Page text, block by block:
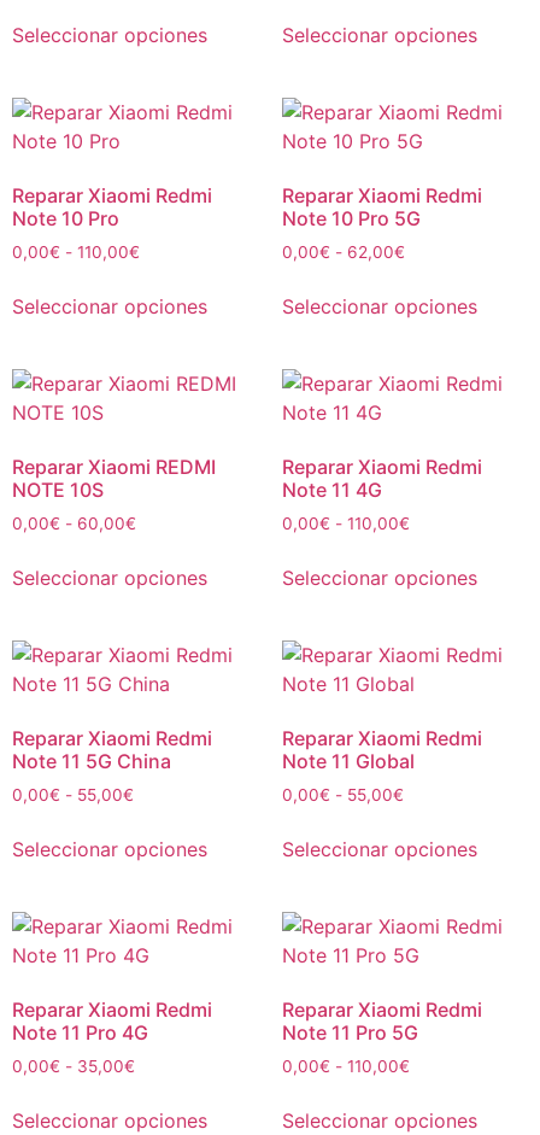
Seleccionar opciones Seleccionar opciones
Reparar Xiaomi Redmi
Note 10 Pro
0,00€ - 110,00€
Seleccionar opciones
Reparar Xiaomi Redmi
Note 10 Pro 5G
0,00€ - 62,00€
Seleccionar opciones
Reparar Xiaomi REDMI
NOTE 10S
0,00€ - 60,00€
Seleccionar opciones
Reparar Xiaomi Redmi
Note 11 4G
0,00€ - 110,00€
Seleccionar opciones
Reparar Xiaomi Redmi
Note 11 5G China
0,00€ - 55,00€
Seleccionar opciones
Reparar Xiaomi Redmi
Note 11 Global
0,00€ - 55,00€
Seleccionar opciones
Reparar Xiaomi Redmi
Note 11 Pro 4G
0,00€ - 35,00€
Seleccionar opciones
Reparar Xiaomi Redmi
Note 11 Pro 5G
0,00€ - 110,00€
Seleccionar opciones